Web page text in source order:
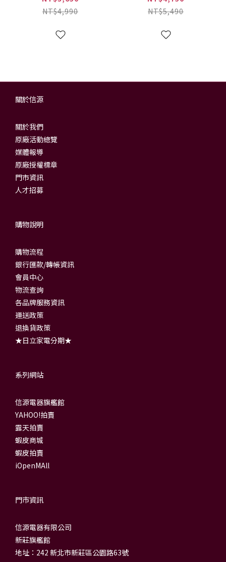
NT$4,990
NT$5,490
關於信源
關於我們
原廠活動總覽
媒體報導
原廠授權標章
門市資訊
人才招募
購物說明
購物流程
銀行匯款/轉帳資訊
會員中心
物流查詢
各品牌服務資訊
運送政策
退換貨政策
★日立家電分期★
系列網站
信源電器旗艦館
YAHOO!拍賣
露天拍賣
蝦皮商城
蝦皮拍賣
iOpenMAll
門市資訊
信源電器有限公司
新莊旗艦館
地址：242 新北市新莊區公園路63號